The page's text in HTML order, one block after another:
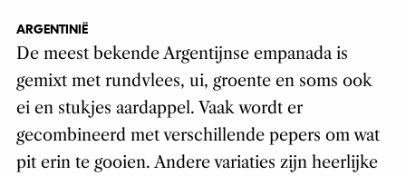
ARGENTINIË
De meest bekende Argentijnse empanada is
gemixt met rundvlees, ui, groente en soms ook
ei en stukjes aardappel. Vaak wordt er
gecombineerd met verschillende pepers om wat
pit erin te gooien. Andere variaties zijn heerlijke